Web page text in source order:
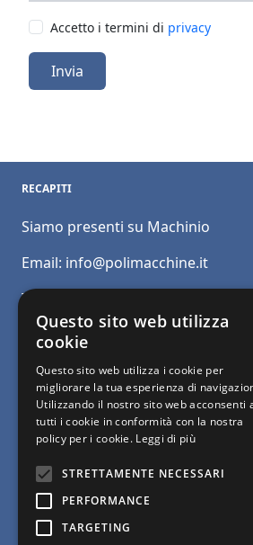
Accetto i termini di privacy
Invia
RECAPITI
Siamo presenti su Machinio
Email: info@polimacchine.it
Telefono:
Mobile:+39 348 5110011
© Polimacchine Verona Italia
-
lavorazione del marmo e del granito -
Ciao, sono il tuo
Questo sito web utilizza
cookie
Questo sito web utilizza i cookie per
migliorare la tua esperienza di
Utilizzando il nostro sito web acconsenti
tutti i cookie in conformità con la nostra
policy per i cookie. Leggi di più
STRETTAMENTE NECESSARI
PERFORMANCE
TARGETING